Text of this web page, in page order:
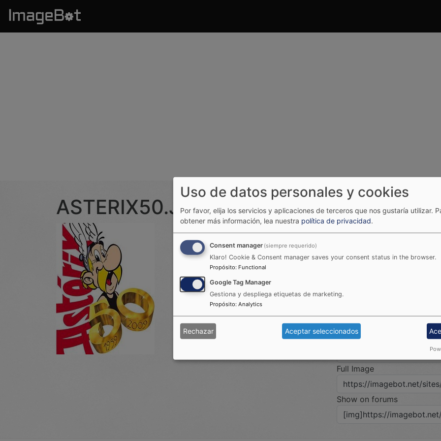
ASTERIX50.JPG
Embed codes
Imagen
Direct Link
Full Image
Show on forums
Uso de datos personales y cookies
Por favor, elija los servicios y aplicaciones de terceros que nos gustaría utilizar.
obtener más información, lea nuestra política de privacidad.
Consent manager (siempre requerido)
Klaro! Cookie & Consent manager saves your consent status in the browser.
Propósito: Functional
Google Tag Manager
Gestiona y despliega etiquetas de marketing.
Propósito: Analytics
Rechazar Aceptar seleccionados